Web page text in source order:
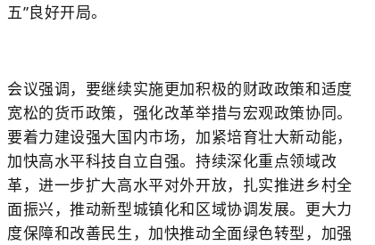
五”良好开局。
会议强调，要继续实施更加积极的财政政策和适度
宽松的货币政策，强化改革举措与宏观政策协同。
要着力建设强大国内市场，加紧培育壮大新动能，
加快高水平科技自立自强。持续深化重点领域改
革，进一步扩大高水平对外开放，扎实推进乡村全
面振兴，推动新型城镇化和区域协调发展。更大力
度保障和改善民生，加快推动全面绿色转型，加强